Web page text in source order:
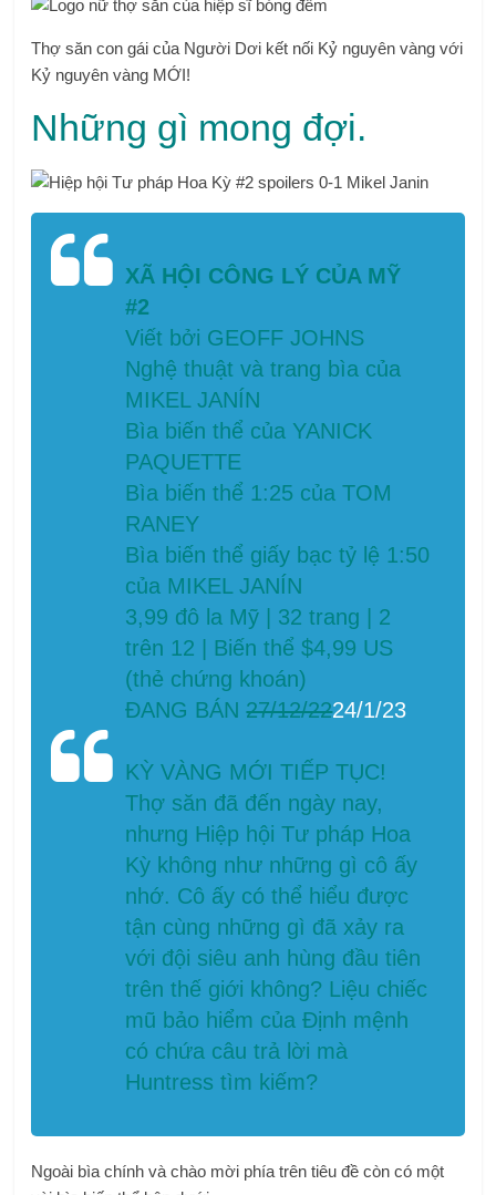
Thợ săn con gái của Người Dơi kết nối Kỷ nguyên vàng với
Kỷ nguyên vàng MỚI!
Những gì mong đợi.
XÃ HỘI CÔNG LÝ CỦA MỸ
#2
Viết bởi GEOFF JOHNS
Nghệ thuật và trang bìa của
MIKEL JANÍN
Bìa biến thể của YANICK
PAQUETTE
Bìa biến thể 1:25 của TOM
RANEY
Bìa biến thể giấy bạc tỷ lệ 1:50
của MIKEL JANÍN
3,99 đô la Mỹ | 32 trang | 2
trên 12 | Biến thể $4,99 US
(thẻ chứng khoán)
ĐANG BÁN27/12/2224/1/23
KỲ VÀNG MỚI TIẾP TỤC!
Thợ săn đã đến ngày nay,
nhưng Hiệp hội Tư pháp Hoa
Kỳ không như những gì cô ấy
nhớ. Cô ấy có thể hiểu được
tận cùng những gì đã xảy ra
với đội siêu anh hùng đầu tiên
trên thế giới không? Liệu chiếc
mũ bảo hiểm của Định mệnh
có chứa câu trả lời mà
Huntress tìm kiếm?
Ngoài bìa chính và chào mời phía trên tiêu đề còn có một